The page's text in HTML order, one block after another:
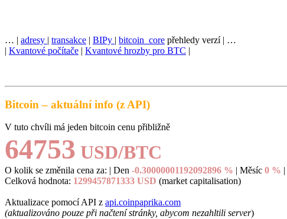
… | adresy | transakce | BIPy | bitcoin_core přehledy verzí | …
| Kvantové počítače | Kvantové hrozby pro BTC |
Bitcoin – aktuální info (z API)
V tuto chvíli má jeden bitcoin cenu přibližně
64753 USD/BTC
O kolik se změnila cena za: | Den -0.30000001192092896 % | Měsíc 0 % |
Celková hodnota: 1299457871333 USD (market capitalisation)
Aktualizace pomocí API z api.coinpaprika.com
(aktualizováno pouze při načtení stránky, abycom nezahltili server)